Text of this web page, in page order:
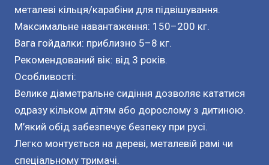
металеві кільця/карабіни для підвішування.
Максимальне навантаження: 150–200 кг.
Вага гойдалки: приблизно 5–8 кг.
Рекомендований вік: від 3 років.
Особливості:
Велике діаметральне сидіння дозволяє кататися
одразу кільком дітям або дорослому з дитиною.
М’який обід забезпечує безпеку при русі.
Легко монтується на дереві, металевій рамі чи
спеціальному тримачі.